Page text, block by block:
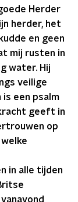
Herder
herder, het
en geen
mij rusten in
water. Hij
veilige
is een psalm
geeft in
op
welke
in alle tijden